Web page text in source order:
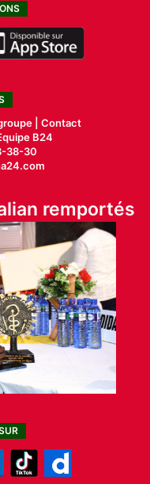
| Contact
B24
38-30
remportés